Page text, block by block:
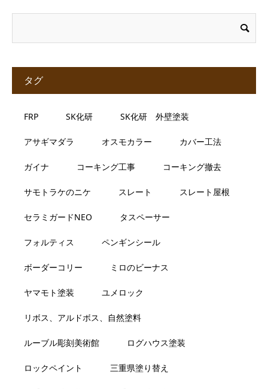
タグ
FRP SK化研 SK化研 外壁塗装
アサギマダラ オスモカラー カバー工法
ガイナ コーキング工事 コーキング撤去
サモトラケのニケ スレート スレート屋根
セラミガードNEO タスペーサー
フォルティス ペンギンシール
ボーダーコリー ミロのビーナス
ヤマモト塗装 ユメロック
リボス、アルドボス、自然塗料
ルーブル彫刻美術館 ログハウス塗装
ロックペイント 三重県塗り替え